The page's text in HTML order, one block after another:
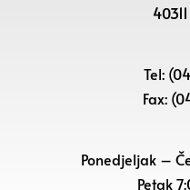
Tel:
Fax:
Ponedjeljak –
Petak